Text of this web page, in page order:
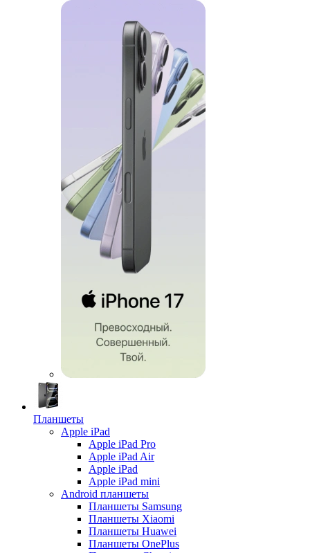
Планшеты
Apple iPad
Apple iPad Pro
Apple iPad Air
Apple iPad
Apple iPad mini
Android планшеты
Планшеты Samsung
Планшеты Xiaomi
Планшеты Huawei
Планшеты OnePlus